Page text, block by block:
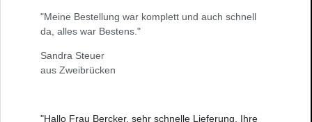
"Meine Bestellung war komplett und auch schnell
da, alles war Bestens."
Sandra Steuer
aus Zweibrücken
"Hallo Frau Bercker, sehr schnelle Lieferung, Ihre